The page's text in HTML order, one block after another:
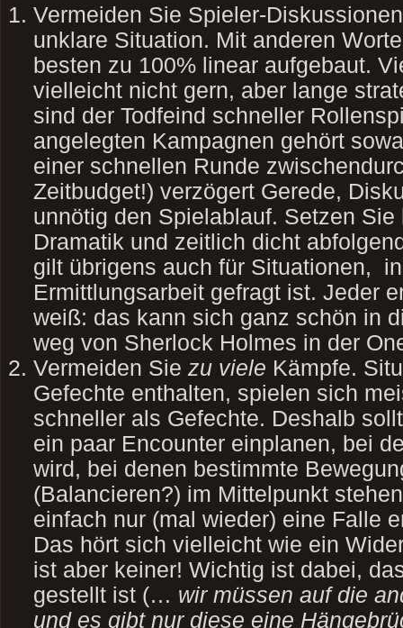
Vermeiden Sie Spieler-
unklare Situation. Mit anderen
besten zu 100% linear aufgebaut.
vielleicht nicht gern, aber lange
sind der Todfeind schneller
angelegten Kampagnen gehört
einer schnellen Runde
Zeitbudget!) verzögert Gerede,
unnötig den Spielablauf. Setzen
Dramatik und zeitlich dicht
gilt übrigens auch für Situationen,
Ermittlungsarbeit gefragt ist. Jeder
weiß: das kann sich ganz schön in
weg von Sherlock Holmes in der
Vermeiden Sie zu viele Kämpfe.
Gefechte enthalten, spielen sich
schneller als Gefechte. Deshalb
ein paar Encounter einplanen, bei
wird, bei denen bestimmte
(Balancieren?) im Mittelpunkt
einfach nur (mal wieder) eine Falle
Das hört sich vielleicht wie ein
ist aber keiner! Wichtig ist dabei,
gestellt ist (… wir müssen auf die
und es gibt nur diese eine